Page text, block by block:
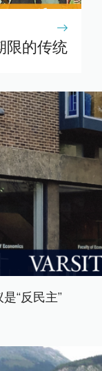
限的传统
“反民主”